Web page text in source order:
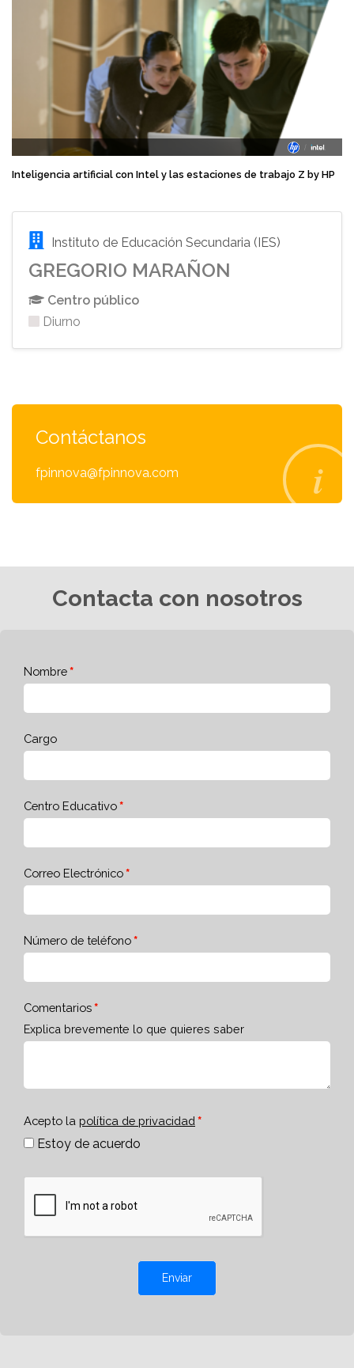
Inteligencia artificial con Intel y las estaciones de trabajo Z by HP
Instituto de Educación Secundaria (IES)
GREGORIO MARAÑON
Centro público
Diurno
Contáctanos
fpinnova@fpinnova.com
Contacta con nosotros
Nombre
Cargo
Centro Educativo
Correo Electrónico
Número de teléfono
Comentarios
Explica brevemente lo que quieres saber
Acepto la política de privacidad
Estoy de acuerdo
Enviar